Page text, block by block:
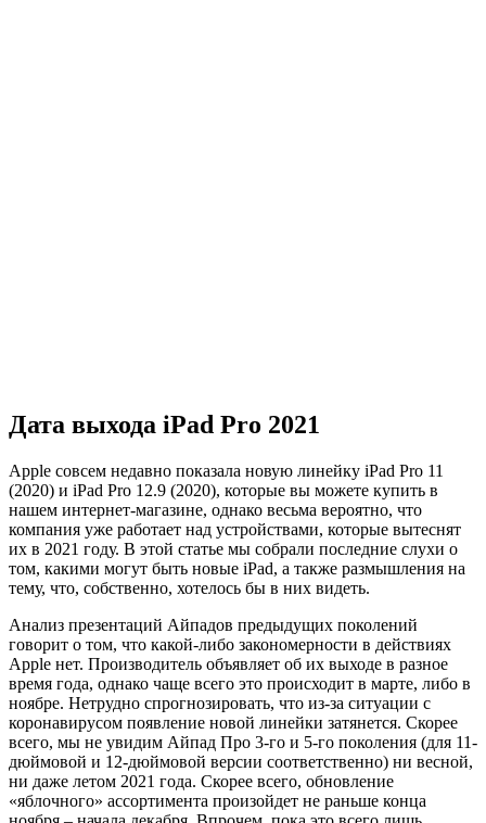
Дата выхода iPad Pro 2021
Apple совсем недавно показала новую линейку iPad Pro 11
(2020) и iPad Pro 12.9 (2020), которые вы можете купить в
нашем интернет-магазине, однако весьма вероятно, что
компания уже работает над устройствами, которые вытеснят
их в 2021 году. В этой статье мы собрали последние слухи о
том, какими могут быть новые iPad, а также размышления на
тему, что, собственно, хотелось бы в них видеть.
Анализ презентаций Айпадов предыдущих поколений
говорит о том, что какой-либо закономерности в действиях
Apple нет. Производитель объявляет об их выходе в разное
время года, однако чаще всего это происходит в марте, либо в
ноябре. Нетрудно спрогнозировать, что из-за ситуации с
коронавирусом появление новой линейки затянется. Скорее
всего, мы не увидим Айпад Про 3-го и 5-го поколения (для 11-
дюймовой и 12-дюймовой версии соответственно) ни весной,
ни даже летом 2021 года. Скорее всего, обновление
«яблочного» ассортимента произойдет не раньше конца